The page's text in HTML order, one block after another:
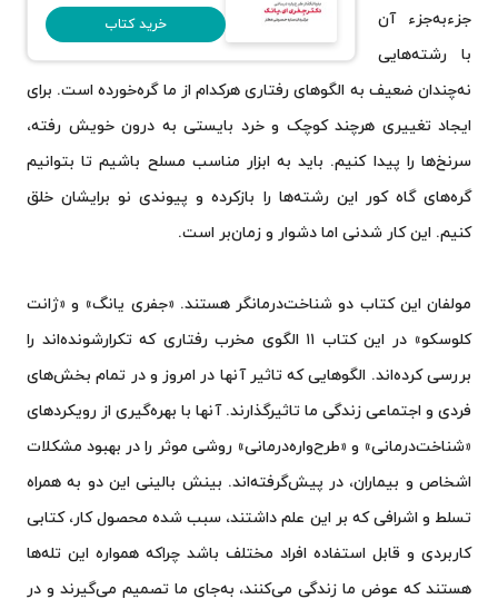
خرید کتاب
جزءبه‌جزء آن
با رشته‌هایی
نه‌چندان ضعیف به الگوهای رفتاری هرکدام از ما گره‌خورده است. برای
ایجاد تغییری هرچند کوچک و خرد بایستی به درون خویش رفته،
سرنخ‌ها را پیدا کنیم. باید به ابزار مناسب مسلح باشیم تا بتوانیم
گره‌های گاه کور این رشته‌ها را بازکرده و پیوندی نو برایشان خلق
کنیم. این کار شدنی اما دشوار و زمان‌بر است.
مولفان این کتاب دو شناخت‌درمانگر هستند. «جفری یانگ» و «ژانت
کلوسکو» در این کتاب ۱۱ الگوی مخرب رفتاری که تکرارشونده‌اند را
بررسی کرده‌اند. الگوهایی که تاثیر آنها در امروز و در تمام بخش‌های
فردی و اجتماعی زندگی ما تاثیرگذارند. آنها با بهره‌گیری از رویکردهای
«شناخت‌درمانی» و «طرح‌واره‌درمانی» روشی موثر را در بهبود مشکلات
اشخاص و بیماران، در پیش‌گرفته‌اند. بینش بالینی این دو به همراه
تسلط و اشرافی که بر این علم داشتند، سبب شده محصول کار، کتابی
کاربردی و قابل استفاده افراد مختلف باشد چراکه همواره این تله‌ها
هستند که عوض ما زندگی می‌کنند، به‌جای ما تصمیم می‌گیرند و در